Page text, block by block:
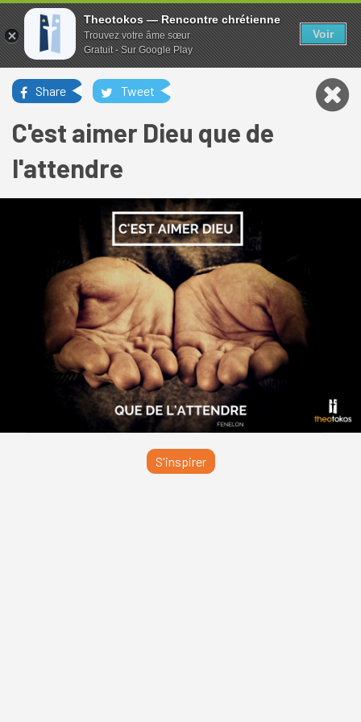
Share Tweet
C'est aimer Dieu que de
l'attendre
S'inspirer
Theotokos — Rencontre chrétienne
Trouvez votre âme sœur
Gratuit - Sur Google Play
Voir